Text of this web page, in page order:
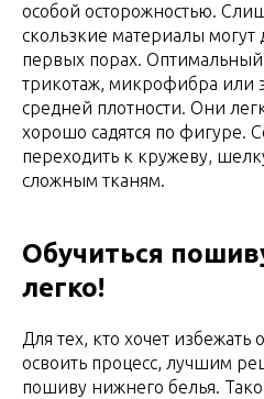
особой осторожностью.
скользкие материалы могут
первых порах.
трикотаж, микрофибра или
средней плотности. Они
хорошо садятся по фигуре.
переходить к кружеву,
сложным тканям.
Обучиться
легко!
Для тех, кто хочет
освоить процесс, лучшим
пошиву нижнего белья.